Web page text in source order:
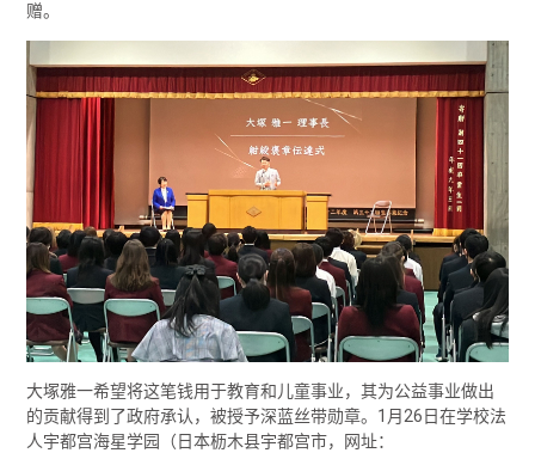
赠。
大塚雅一希望将这笔钱用于教育和儿童事业，其为公益事业做出
的贡献得到了政府承认，被授予深蓝丝带勋章。1月26日在学校法
人宇都宫海星学园（日本枥木县宇都宫市，网址：